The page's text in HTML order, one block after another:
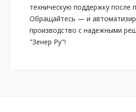
техническую поддержку после
Обращайтесь — и
производство с надежными
"Зенер Ру"!